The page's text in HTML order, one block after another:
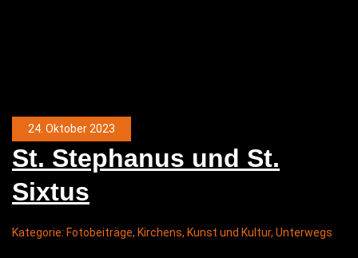
24. Oktober 2023
St. Ste­pha­nus und St.
Sixtus
Kategorie: Fotobeiträge, Kirchens, Kunst und Kultur, Unterwegs